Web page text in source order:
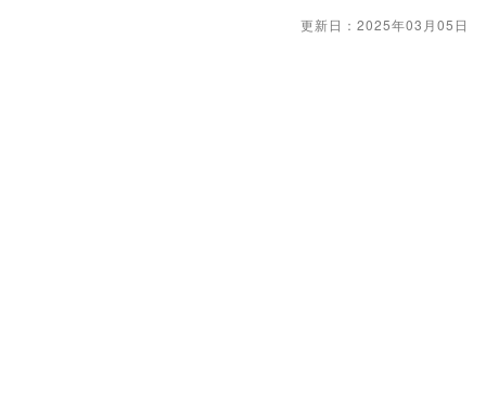
更新日：2025年03月05日